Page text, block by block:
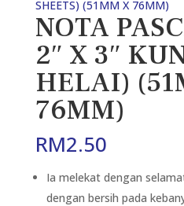
NOTA
2″ X 3″
HELAI)
76MM)
RM2.50
Ia melekat dengan
dengan bersih pada